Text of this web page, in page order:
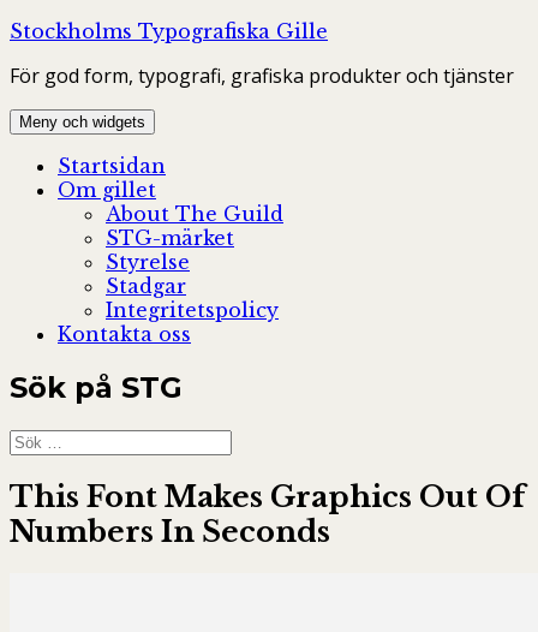
Hoppa
innehåll
Stockholms Typografiska Gille
För god form, typografi, grafiska produkter och tjänster
Meny och widgets
Startsidan
Om gillet
About The Guild
STG-märket
Styrelse
Stadgar
Integritetspolicy
Kontakta oss
Sök på STG
Sök
efter:
This Font Makes Graphics Out Of
Numbers In Seconds